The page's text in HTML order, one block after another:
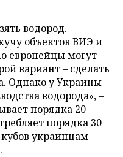
водород.
объектов ВИЭ и
европейцы могут
вариант – сделать
Однако у Украины
водорода», –
порядка 20
порядка 30
украинцам